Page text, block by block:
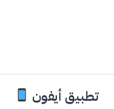
تطبيق أيفون